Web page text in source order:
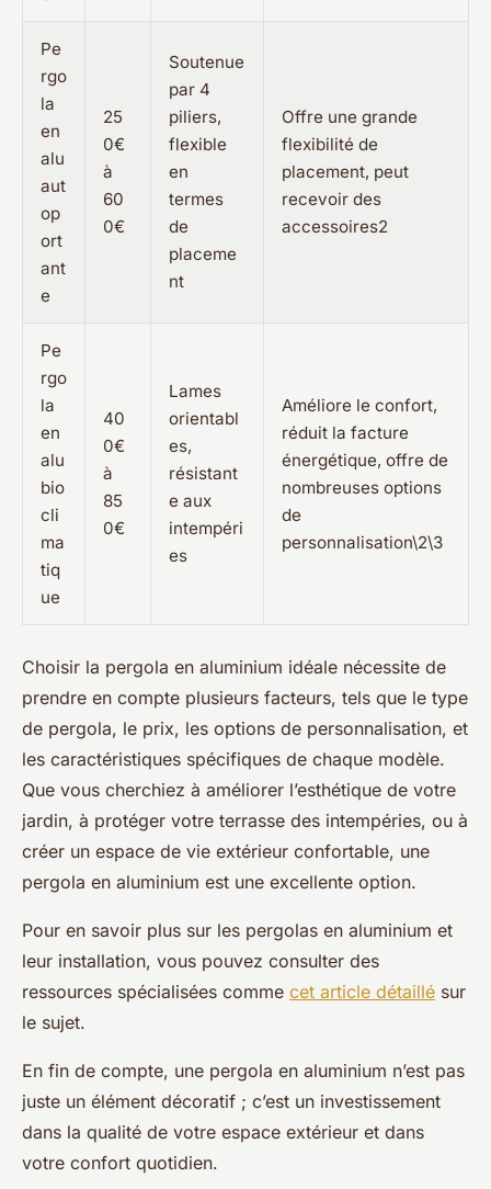
Pe
rgo
la
en
alu
aut
op
ort
ant
e
25
0€
à
60
0€
Soutenue
par 4
piliers,
flexible
en
termes
de
placeme
nt
Offre une grande
flexibilité de
placement, peut
recevoir des
accessoires2
Pe
rgo
la
en
alu
bio
cli
ma
tiq
ue
40
0€
à
85
0€
Lames
orientabl
es,
résistant
e aux
intempéri
es
Améliore le confort,
réduit la facture
énergétique, offre de
nombreuses options
de
personnalisation\2\3
Choisir la pergola en aluminium idéale nécessite de
prendre en compte plusieurs facteurs, tels que le type
de pergola, le prix, les options de personnalisation, et
les caractéristiques spécifiques de chaque modèle.
Que vous cherchiez à améliorer l’esthétique de votre
jardin, à protéger votre terrasse des intempéries, ou à
créer un espace de vie extérieur confortable, une
pergola en aluminium est une excellente option.
Pour en savoir plus sur les pergolas en aluminium et
leur installation, vous pouvez consulter des
ressources spécialisées comme cet article détaillé sur
le sujet.
En fin de compte, une pergola en aluminium n’est pas
juste un élément décoratif ; c’est un investissement
dans la qualité de votre espace extérieur et dans
votre confort quotidien.